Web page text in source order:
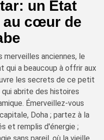
un État
au cœur de
anciennes, le
qui a beaucoup à offrir aux
les secrets de ce petit
abrite des histoires
Émerveillez-vous
Doha ; partez à la
et remplis d'énergie ;